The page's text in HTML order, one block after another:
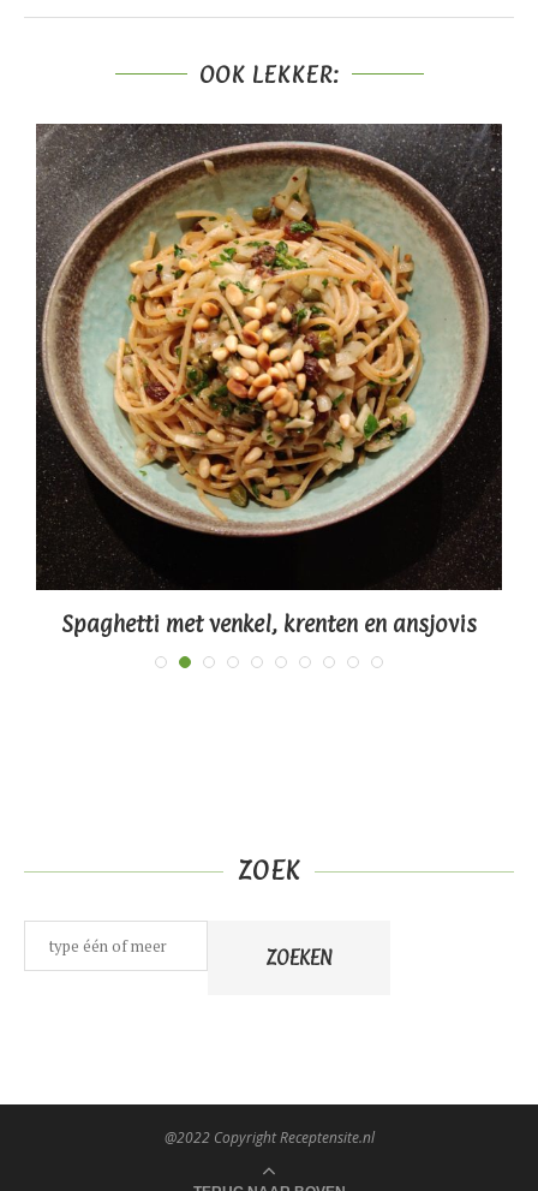
OOK LEKKER:
Spaghetti met venkel, krenten en ansjovis
ZOEK
ZOEKEN
@2022 Copyright Receptensite.nl